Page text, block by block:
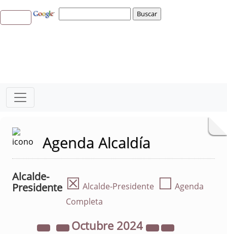
Agenda Alcaldía
Alcalde-
Presidente ☒ Alcalde-Presidente ☐ Agenda
Completa
Octubre 2024